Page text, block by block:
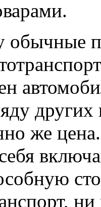
обычные
других
же